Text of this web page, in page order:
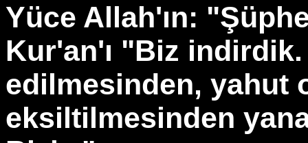
Yüce Allah'ın:
Kur'an'ı "Biz
edilmesinden, yahut
eksiltilmesinden